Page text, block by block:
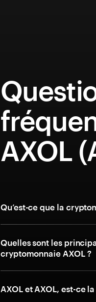
AXOL
Qu’est-ce que la
Quelles sont les
cryptomonnaie AXOL ?
AXOL et AXOL, est-ce